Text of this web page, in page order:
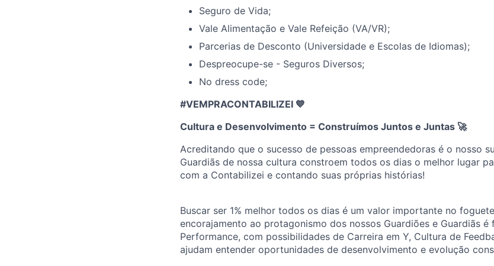
Seguro de Vida;
Vale Alimentação e Vale Refeição (VA/VR);
Parcerias de Desconto (Universidade e Escolas de Idiomas);
Despreocupe-se - Seguros Diversos;
No dress code;
#VEMPRACONTABILIZEI 💙
Cultura e Desenvolvimento = Construímos Juntos e Juntas 🚀
Acreditando que o sucesso de pessoas empreendedoras é o nosso
Guardiãs de nossa cultura constroem todos os dias o melhor lugar
com a Contabilizei e contando suas próprias histórias!
Buscar ser 1% melhor todos os dias é um valor importante no
encorajamento ao protagonismo dos nossos Guardiões e Guardiãs
Performance, com possibilidades de Carreira em Y, Cultura de
ajudam entender oportunidades de desenvolvimento e evolução